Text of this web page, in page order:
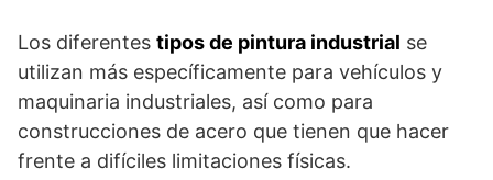
Los diferentes tipos de pintura industrial se
utilizan más específicamente para vehículos y
maquinaria industriales, así como para
construcciones de acero que tienen que hacer
frente a difíciles limitaciones físicas.